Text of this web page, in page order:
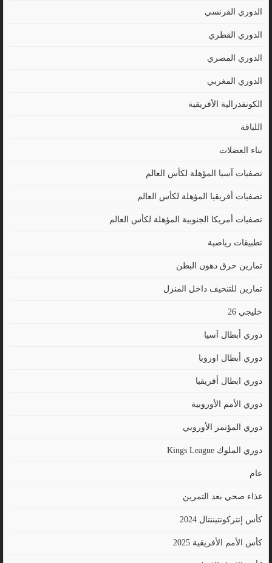
الدوري الفرنسي
الدوري القطري
الدوري المصري
الدوري المغربي
الكونفدرالية الأفريقية
اللياقة
بناء العضلات
تصفيات آسيا المؤهلة لكأس العالم
تصفيات أفريقيا المؤهلة لكأس العالم
تصفيات أمريكا الجنوبية المؤهلة لكأس العالم
تطبيقات رياضية
تمارين حرق دهون البطن
تمارين للتنحيف داخل المنزل
خليجي 26
دوري أبطال آسيا
دوري أبطال اوروبا
دوري ابطال أفريقيا
دوري الأمم الأوروبية
دوري المؤتمر الأوروبي
دوري الملوك Kings League
عام
غذاء صحي بعد التمرين
كأس إنتركونتيننتال 2024
كأس الأمم الأفريقية 2025